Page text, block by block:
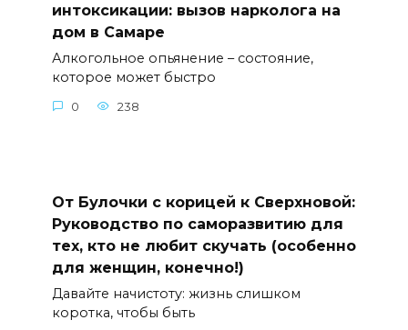
интоксикации: вызов нарколога на
дом в Самаре
Алкогольное опьянение – состояние,
которое может быстро
0 238
От Булочки с корицей к Сверхновой:
Руководство по саморазвитию для
тех, кто не любит скучать (особенно
для женщин, конечно!)
Давайте начистоту: жизнь слишком
коротка, чтобы быть